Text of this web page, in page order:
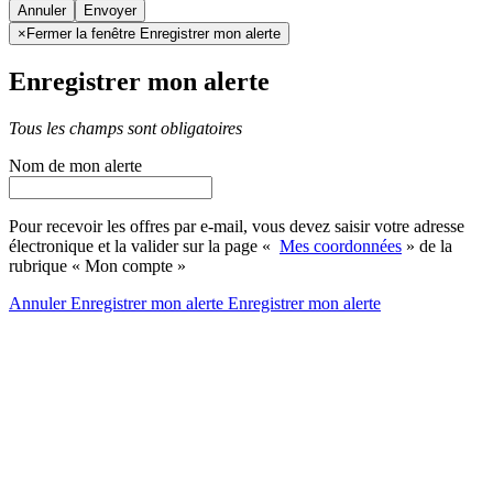
Annuler
× Fermer la fenêtre Enregistrer mon alerte
Enregistrer mon alerte
Tous les champs sont obligatoires
Nom de mon alerte
Pour recevoir les offres par e-mail, vous devez saisir votre adresse
électronique et la valider sur la page « Mes coordonnées » de la
rubrique « Mon compte »
AnnulerEnregistrer mon alerte Enregistrermon alerte